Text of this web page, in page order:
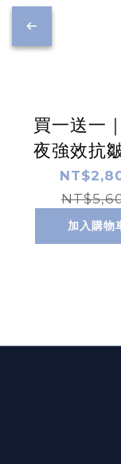
買一送一
夜強效抗
乳
加入購物